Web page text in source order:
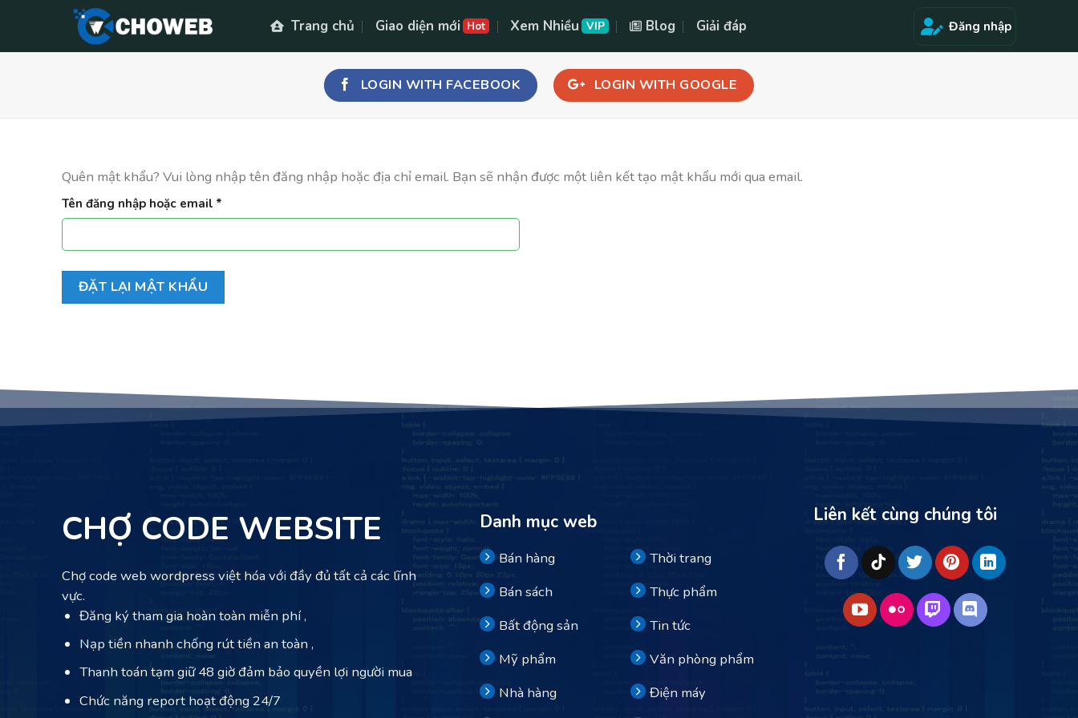
content
Trang chủ Giao diện mới Hot Xem Nhiều VIP Blog Giải đáp Đăng nhập
LOGIN WITH FACEBOOK LOGIN WITH GOOGLE
Quên mật khẩu? Vui lòng nhập tên đăng nhập hoặc địa chỉ email. Bạn sẽ nhận được một liên kết tạo mật khẩu mới qua email.
Tên đăng nhập hoặc email *
buộc
ĐẶT LẠI MẬT KHẨU
CHỢ CODE WEBSITE
Chợ code web wordpress việt hóa với đầy đủ tất cả các lĩnh
vực.
Đăng ký tham gia hoàn toàn miễn phí ,
Nạp tiền nhanh chống rút tiền an toàn ,
Thanh toán tạm giữ 48 giờ đảm bảo quyền lợi người mua
Chức năng report hoạt động 24/7
Danh mục web
Bán hàng
Bán sách
Bất động sản
Mỹ phẩm
Nhà hàng
Thời trang
Thực phẩm
Tin tức
Văn phòng phẩm
Điện máy
Liên kết cùng chúng tôi